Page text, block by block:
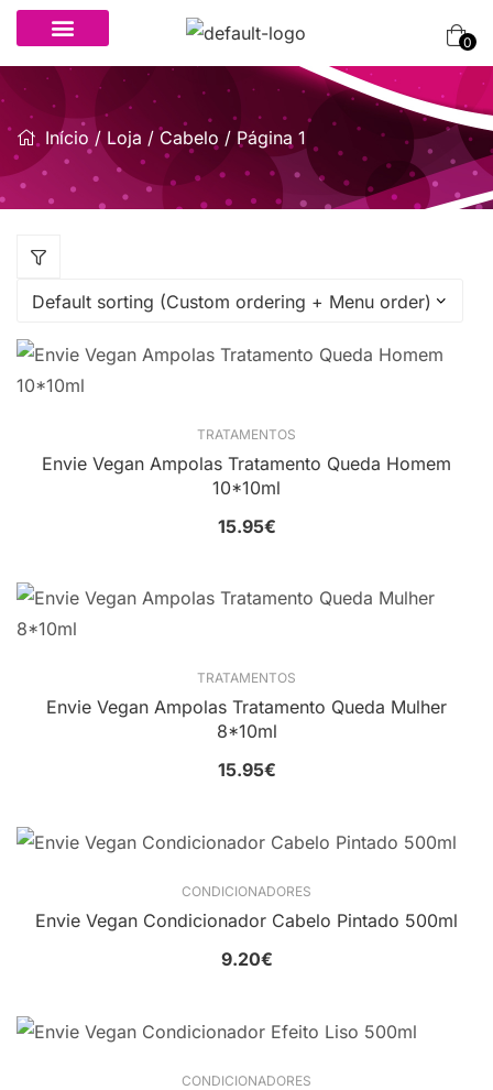
0
Início / Loja / Cabelo / Página 1
TRATAMENTOS
Envie Vegan Ampolas Tratamento Queda Homem
10*10ml
15.95€
TRATAMENTOS
Envie Vegan Ampolas Tratamento Queda Mulher
8*10ml
15.95€
CONDICIONADORES
Envie Vegan Condicionador Cabelo Pintado 500ml
9.20€
CONDICIONADORES